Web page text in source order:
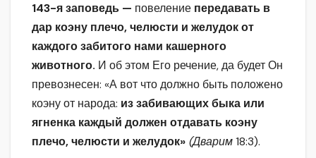
143-я заповедь — повеление передавать в
дар коэну плечо, челюсти и желудок от
каждого забитого нами кашерного
животного. И об этом Его речение, да будет Он
превознесен: «А вот что должно быть положено
коэну от народа: из забивающих быка или
ягненка каждый должен отдавать коэну
плечо, челюсти и желудок» (Дварим18:3).